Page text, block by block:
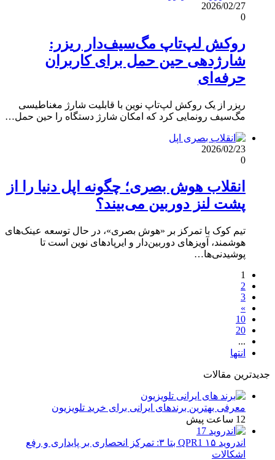
2026/02/27
0
روکش لپ‌تاپ مگ‌سیف‌دار ریزر:
شارژدهی حین حمل برای کاربران
حرفه‌ای
ریزر از یک روکش لپ‌تاپ نوین با قابلیت شارژ مغناطیسی
مگ‌سیف رونمایی کرد که امکان شارژ دستگاه را حین حمل…
2026/02/23
0
انقلاب هوش بصری؛ چگونه اپل دنیا را از
پشت لنز دوربین می‌بیند؟
تیم کوک با تمرکز بر «هوش بصری»، در حال توسعه عینک‌های
هوشمند، آویزهای دوربین‌دار و ایرپادهای نوین است تا
پوشیدنی‌ها…
1
2
3
»
10
20
...
انتها
جدیدترین مقالات
معرفی بهترین برندهای ایرانی برای خرید تلویزیون
12 ساعت پیش
اندروید ۱۵ QPR1 بتا ۳: تمرکز انحصاری بر پایداری و رفع
اشکالات